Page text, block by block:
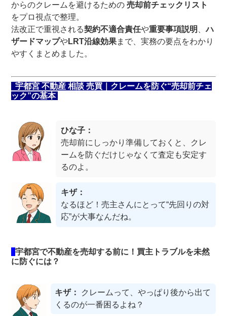
からのクレームを避けるための売却前チェックリスト
をプロ視点で整理。
法改正で重視される契約不適合責任や重要事項説明 、ハ
ザードマップやLRT沿線効果まで、実務の要点をわかり
やすくまとめました。
宇都宮 不動産 相談 売買｜クレームを防ぐ“売却前チェ
ック”の基本
ひな子：
売却前にしっかり準備しておくと、クレ
ームを防ぐだけじゃなくて査定も安定す
るのよ。
キザ：
なるほど！売主さんにとって“先回りの対
応”が大事なんだね。
宇都宮で不動産を売却する前に！買主トラブルを未然
に防ぐには？
キザ：
クレームって、やっぱり後から出て
くるのが一番困るよね？